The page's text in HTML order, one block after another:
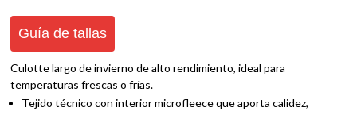
Culotte largo de invierno de alto rendimiento, ideal para
temperaturas frescas o frías.
Tejido técnico con interior microfleece que aporta calidez,
Guía de tallas